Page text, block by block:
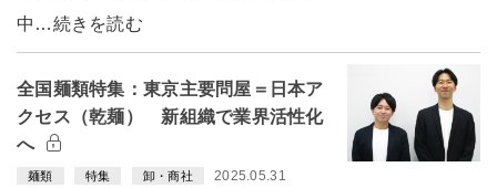
中…続きを読む
全国麺類特集：東京主要問屋＝日本ア
クセス（乾麺） 新組織で業界活性化
へ
麺類 特集 卸・商社 2025.05.31